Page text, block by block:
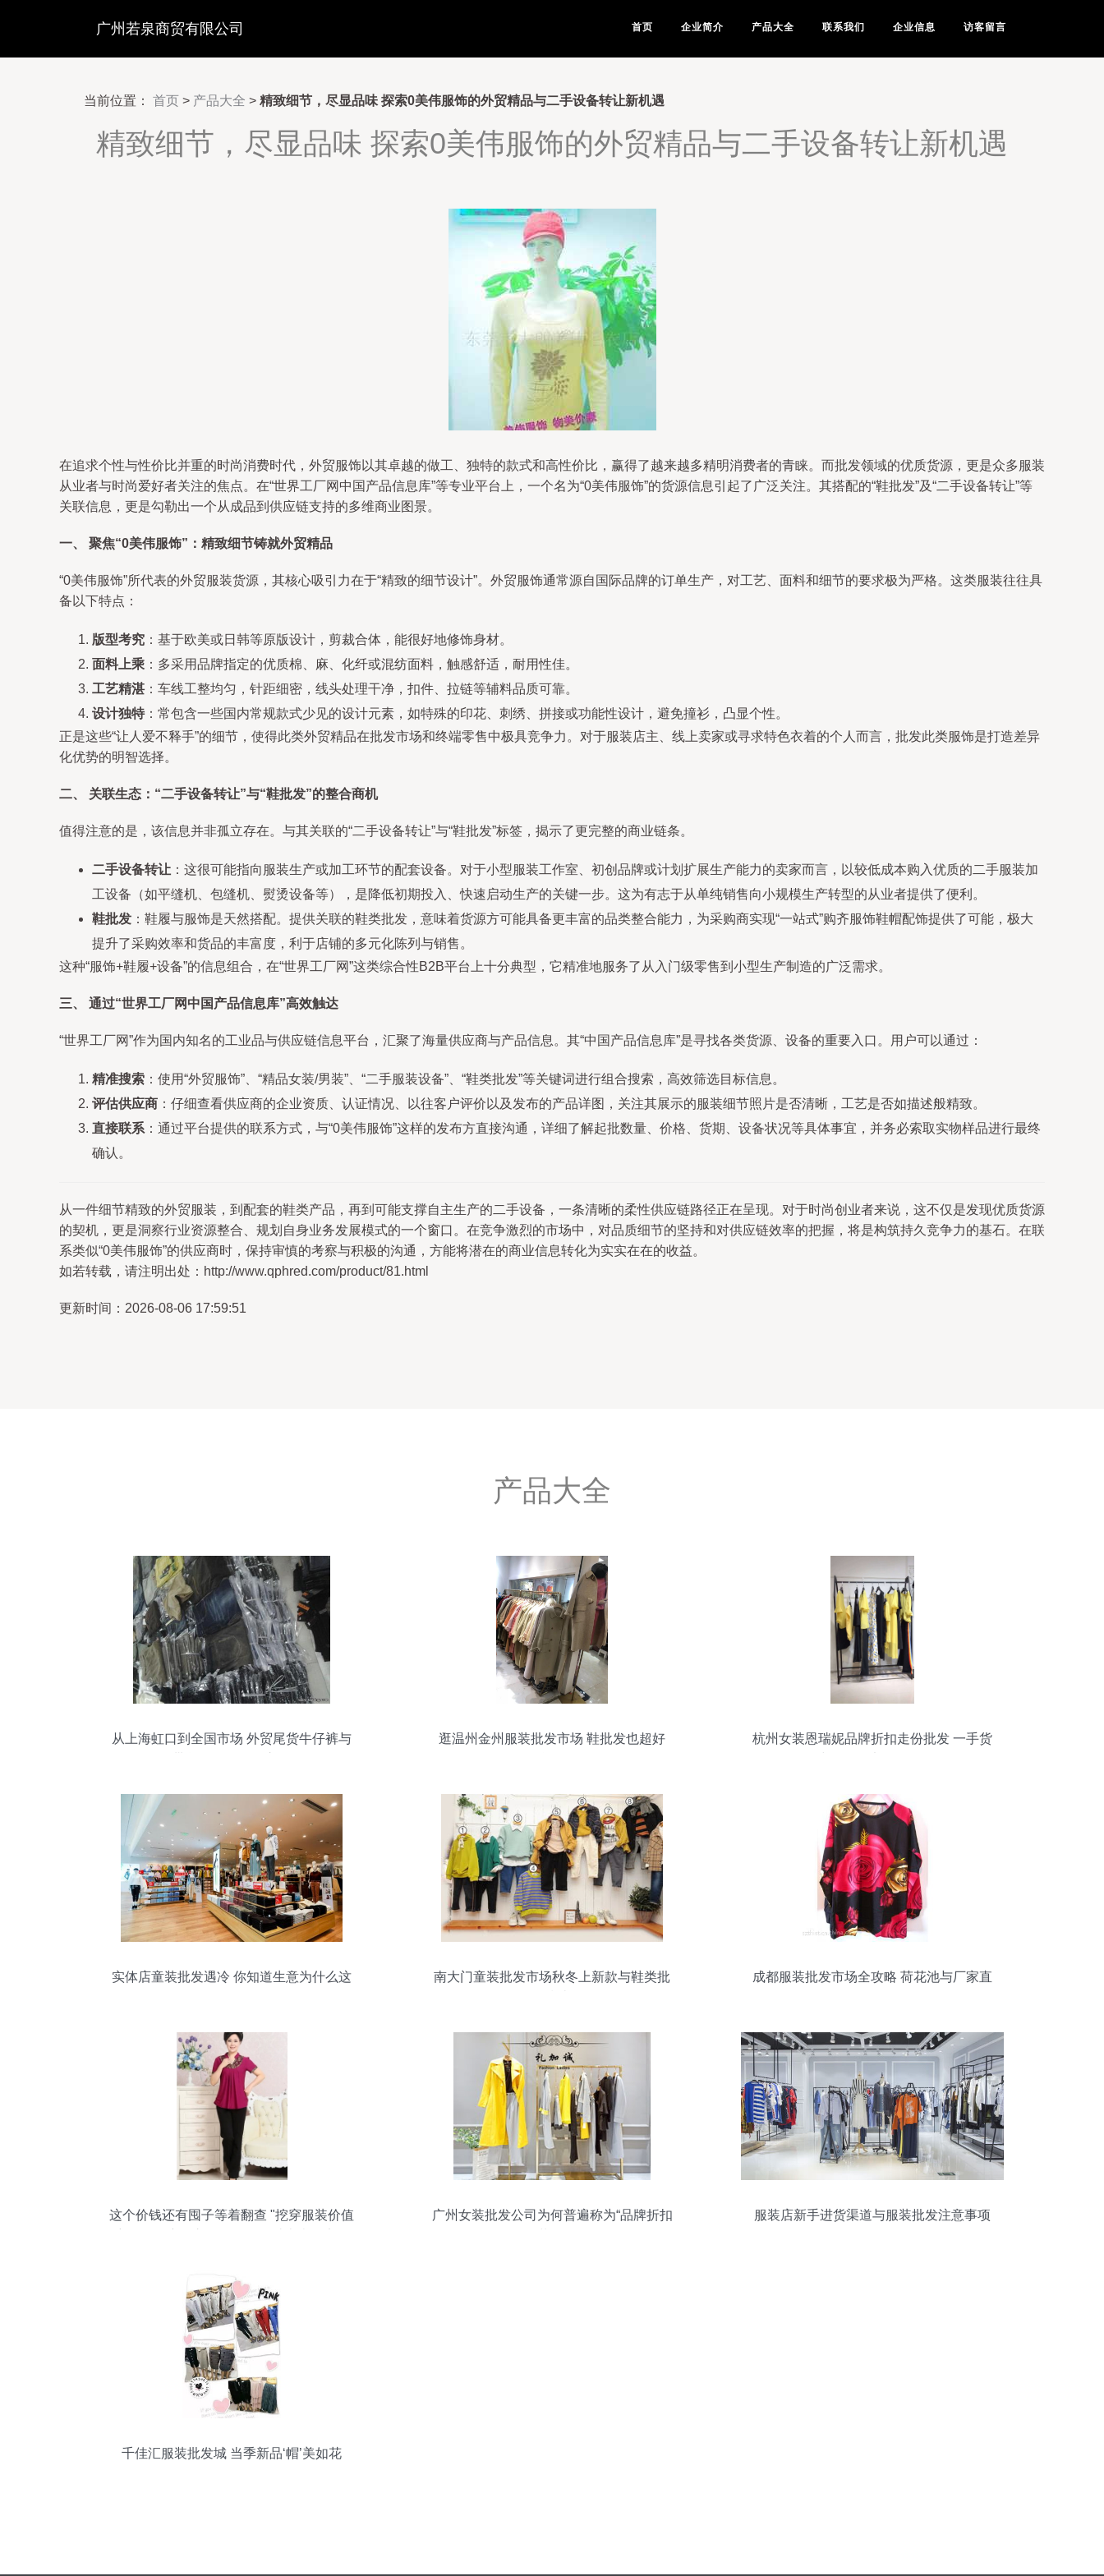
广州若泉商贸有限公司 首页 企业简介 产品大全 联系我们 企业信息 访客留言
当前位置： 首页 > 产品大全 > 精致细节，尽显品味 探索0美伟服饰的外贸精品与二手设备转让新机遇
精致细节，尽显品味 探索0美伟服饰的外贸精品与二手设备转让新机遇
在追求个性与性价比并重的时尚消费时代，外贸服饰以其卓越的做工、独特的款式和高性价比，赢得了越来越多精明消费者的青睐。而批发领域的优质货源，更是众多服装
从业者与时尚爱好者关注的焦点。在“世界工厂网中国产品信息库”等专业平台上，一个名为“0美伟服饰”的货源信息引起了广泛关注。其搭配的“鞋批发”及“二手设备转让”等
关联信息，更是勾勒出一个从成品到供应链支持的多维商业图景。
一、 聚焦“0美伟服饰”：精致细节铸就外贸精品
“0美伟服饰”所代表的外贸服装货源，其核心吸引力在于“精致的细节设计”。外贸服饰通常源自国际品牌的订单生产，对工艺、面料和细节的要求极为严格。这类服装往往具
备以下特点：
版型考究 ：基于欧美或日韩等原版设计，剪裁合体，能很好地修饰身材。
面料上乘 ：多采用品牌指定的优质棉、麻、化纤或混纺面料，触感舒适，耐用性佳。
工艺精湛 ：车线工整均匀，针距细密，线头处理干净，扣件、拉链等辅料品质可靠。
设计独特：常包含一些国内常规款式少见的设计元素，如特殊的印花、刺绣、拼接或功能性设计，避免撞衫，凸显个性。
正是这些“让人爱不释手”的细节，使得此类外贸精品在批发市场和终端零售中极具竞争力。对于服装店主、线上卖家或寻求特色衣着的个人而言，批发此类服饰是打造差异
化优势的明智选择。
二、 关联生态：“二手设备转让”与“鞋批发”的整合商机
值得注意的是，该信息并非孤立存在。与其关联的“二手设备转让”与“鞋批发”标签，揭示了更完整的商业链条。
二手设备转让 ：这很可能指向服装生产或加工环节的配套设备。对于小型服装工作室、初创品牌或计划扩展生产能力的卖家而言，以较低成本购入优质的二手服装加
工设备（如平缝机、包缝机、熨烫设备等），是降低初期投入、快速启动生产的关键一步。这为有志于从单纯销售向小规模生产转型的从业者提供了便利。
鞋批发 ：鞋履与服饰是天然搭配。提供关联的鞋类批发，意味着货源方可能具备更丰富的品类整合能力，为采购商实现“一站式”购齐服饰鞋帽配饰提供了可能，极大
提升了采购效率和货品的丰富度，利于店铺的多元化陈列与销售。
这种“服饰+鞋履+设备”的信息组合，在“世界工厂网”这类综合性B2B平台上十分典型，它精准地服务了从入门级零售到小型生产制造的广泛需求。
三、 通过“世界工厂网中国产品信息库”高效触达
“世界工厂网”作为国内知名的工业品与供应链信息平台，汇聚了海量供应商与产品信息。其“中国产品信息库”是寻找各类货源、设备的重要入口。用户可以通过：
精准搜索 ：使用“外贸服饰”、“精品女装/男装”、“二手服装设备”、“鞋类批发”等关键词进行组合搜索，高效筛选目标信息。
评估供应商 ：仔细查看供应商的企业资质、认证情况、以往客户评价以及发布的产品详图，关注其展示的服装细节照片是否清晰，工艺是否如描述般精致。
直接联系 ：通过平台提供的联系方式，与“0美伟服饰”这样的发布方直接沟通，详细了解起批数量、价格、货期、设备状况等具体事宜，并务必索取实物样品进行最终
确认。
从一件细节精致的外贸服装，到配套的鞋类产品，再到可能支撑自主生产的二手设备，一条清晰的柔性供应链路径正在呈现。对于时尚创业者来说，这不仅是发现优质货源
的契机，更是洞察行业资源整合、规划自身业务发展模式的一个窗口。在竞争激烈的市场中，对品质细节的坚持和对供应链效率的把握，将是构筑持久竞争力的基石。在联
系类似“0美伟服饰”的供应商时，保持审慎的考察与积极的沟通，方能将潜在的商业信息转化为实实在在的收益。
如若转载，请注明出处：http://www.qphred.com/product/81.html
更新时间：2026-08-06 17:59:51
产品大全
从上海虹口到全国市场 外贸尾货牛仔裤与
逛温州金州服装批发市场 鞋批发也超好
杭州女装恩瑞妮品牌折扣走份批发 一手货
实体店童装批发遇冷 你知道生意为什么这
南大门童装批发市场秋冬上新款与鞋类批
成都服装批发市场全攻略 荷花池与厂家直
这个价钱还有囤子等着翻查 "挖穿服装价值
低马办搭配打抄货杀"出攻略
广州女装批发公司为何普遍称为“品牌折扣
服装店新手进货渠道与服装批发注意事项
千佳汇服装批发城 当季新品‘帽’美如花